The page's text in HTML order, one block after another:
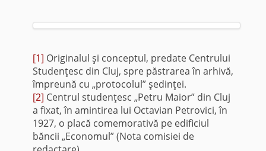
[1] Originalul şi conceptul, predate Centrului
Studenţesc din Cluj, spre păstrarea în arhivă,
împreună cu „protocolul” şedinţei.
[2] Centrul studenţesc „Petru Maior” din Cluj
a fixat, în amintirea lui Octavian Petrovici, în
1927, o placă comemorativă pe edificiul
băncii „Economul” (Nota comisiei de